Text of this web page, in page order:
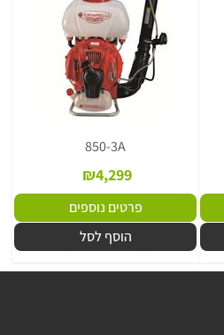
850-3A
₪4,299
פרטים נוספים
הוסף לסל